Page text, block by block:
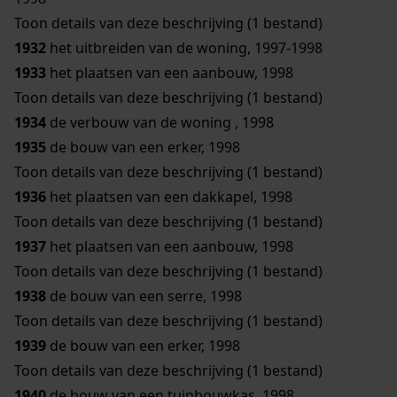
Toon details van deze beschrijving (1 bestand)
1932 het uitbreiden van de woning, 1997-1998
1933 het plaatsen van een aanbouw, 1998
Toon details van deze beschrijving (1 bestand)
1934 de verbouw van de woning , 1998
1935 de bouw van een erker, 1998
Toon details van deze beschrijving (1 bestand)
1936 het plaatsen van een dakkapel, 1998
Toon details van deze beschrijving (1 bestand)
1937 het plaatsen van een aanbouw, 1998
Toon details van deze beschrijving (1 bestand)
1938 de bouw van een serre, 1998
Toon details van deze beschrijving (1 bestand)
1939 de bouw van een erker, 1998
Toon details van deze beschrijving (1 bestand)